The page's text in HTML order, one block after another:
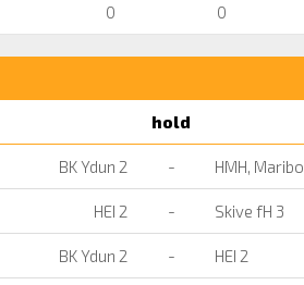
0 0
hold
BK Ydun 2 - HMH, Maribo
HEI 2 - Skive fH 3
BK Ydun 2 - HEI 2